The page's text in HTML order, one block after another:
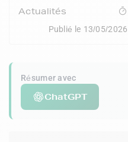
Actualités
Publié le 13/05/2026
Résumer avec
ChatGPT